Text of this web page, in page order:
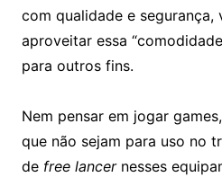
com qualidade e segurança,
aproveitar essa
para outros fins.
Nem pensar em jogar
que não sejam para uso no
de free lancernesses